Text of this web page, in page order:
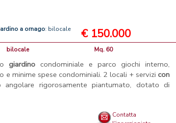
a ornago: bilocale € 150.000
bilocale Mq. 60
giardino condominiale e parco giochi interno,
e minime spese condominiali. 2 locali + servizi con
rigorosamente piantumato, dotato di
Contatta